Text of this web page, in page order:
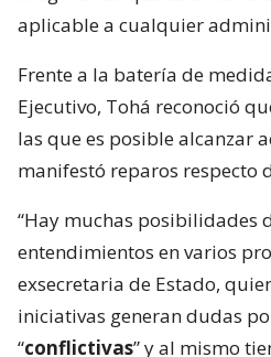
aplicable a cualquier
Frente a la batería de
Ejecutivo, Tohá reconoció
las que es posible alcanzar
manifestó reparos respecto
“Hay muchas posibilidades
entendimientos en varios
exsecretaria de Estado,
iniciativas generan dudas
“conflictivas” y al mismo